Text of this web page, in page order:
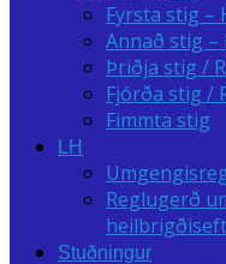
Fyrsta stig –
Annað stig –
Þriðja stig /
Fjórða stig /
Fimmta stig
LH
Reglugerð
Stuðningur